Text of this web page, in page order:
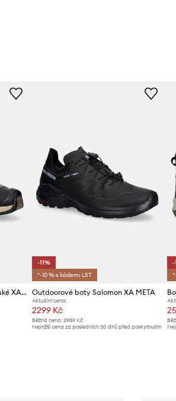
Salomon boty trekingové pánské XA PRO 3D V9
-11%
*-10 % s kódem: LST
Outdoorové boty Salomon XA META
Aktuální cena:
2299 Kč
Běžná cena: 2989 Kč
Nejnižší cena za posledních 30 dnů před poskytnutím
-